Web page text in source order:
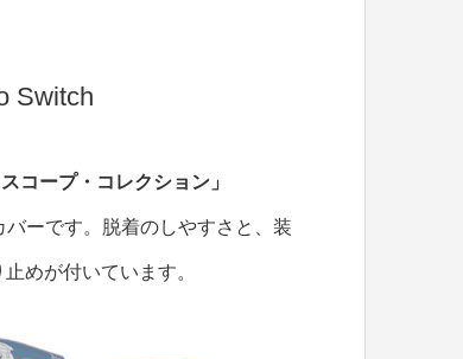
Switch
コープ・コレクション」
ーです。脱着のしやすさと、装
めが付いています。